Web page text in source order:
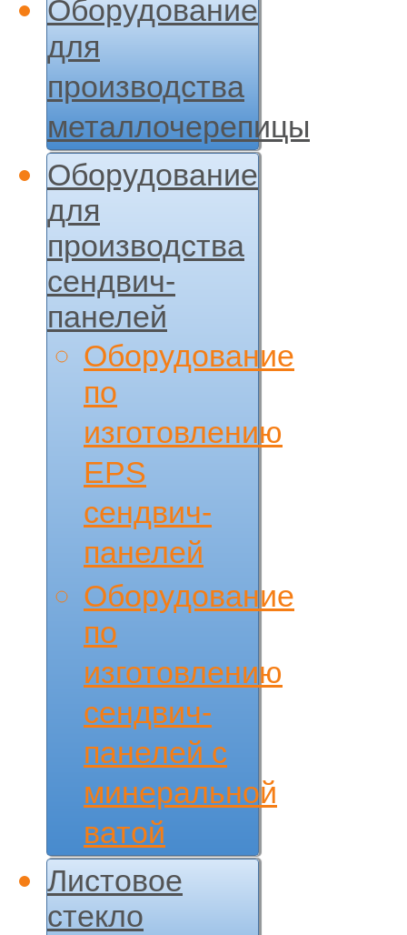
Оборудование
для
производства
металлочерепицы
Оборудование
для
производства
сендвич-
панелей
Оборудование
по
изготовлению
EPS
сендвич-
панелей
Оборудование
по
изготовлению
сендвич-
панелей с
минеральной
ватой
Листовое
стекло